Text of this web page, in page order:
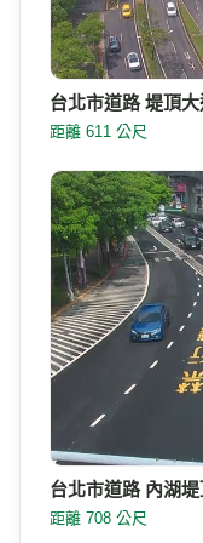
台北市道路 堤頂
距離 611 公尺
台北市道路 內湖
距離 708 公尺